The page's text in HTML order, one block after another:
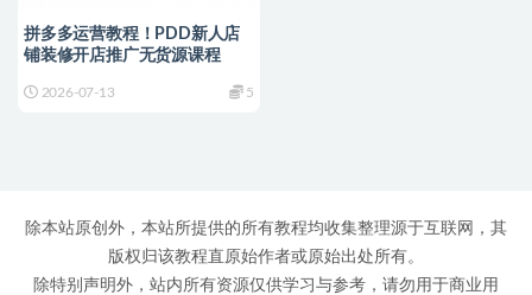
拼多多运营教程！PDD新人店
铺装修开店推广无货源课程
2026-07-13 5
除本站原创外，本站所提供的所有教程均收集整理源于互联网，其
版权归该教程直原始作者或原始出处所有。
除特别声明外，站内所有资源仅供学习与参考，请勿用于商业用